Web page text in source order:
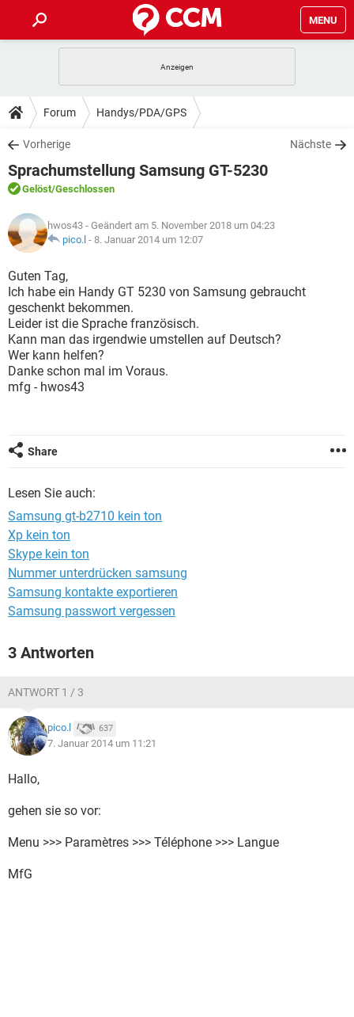
MENU
ANDROID IOS
WINDOWS 10
WHATSAPP TIKTOK
FACEBOOK
TIPPS & TRICKS
SPIELE STREAMING
WINDOWS 10
WHATSAPP
FACEBOOK HARDWARE
DOWNLOADS
SPIELE STREAMING
ANDROID
WINDOWS 10 INSTAGRAM
WHATSAPP
FACEBOOK
FORUM
SPIELE
ANDROID IOS
WHATSAPP TIKTOK
FACEBOOK HARDWARE
LEXIKON
SPIELE
ANDROID
WINDOWS 10
TIKTOK
FACEBOOK
Forum Handys/PDA/GPS
Vorherige Nächste
Sprachumstellung Samsung GT-5230
Gelöst/Geschlossen
hwos43 - Geändert am 5. November 2018 um 04:23
pico.l - 8. Januar 2014 um 12:07
Guten Tag,
Ich habe ein Handy GT 5230 von Samsung gebraucht
geschenkt bekommen.
Leider ist die Sprache französisch.
Kann man das irgendwie umstellen auf Deutsch?
Wer kann helfen?
Danke schon mal im Voraus.
mfg - hwos43
Share
Lesen Sie auch:
Samsung gt-b2710 kein ton
Xp kein ton
Skype kein ton
Nummer unterdrücken samsung
Samsung kontakte exportieren
Samsung passwort vergessen
3 Antworten
ANTWORT 1 / 3
pico.l 637
7. Januar 2014 um 11:21
Hallo,
gehen sie so vor:
Menu >>> Paramètres >>> Téléphone >>> Langue
MfG